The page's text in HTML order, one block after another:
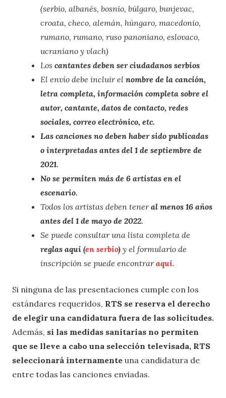
(serbio, albanés, bosnio, búlgaro, bunjevac,
croata, checo, alemán, húngaro, macedonio,
rumano, rumano, ruso panoniano, eslovaco,
ucraniano y vlach)
Los cantantes deben ser ciudadanos serbios
El envío debe incluir el nombre de la canción,
letra completa, información completa sobre el
autor, cantante, datos de contacto, redes
sociales, correo electrónico, etc.
Las canciones no deben haber sido publicadas
o interpretadas antes del 1 de septiembre de
2021.
No se permiten más de 6 artistas en el
escenario.
Todos los artistas deben teneral menos 16 años
antes del 1 de mayo de 2022.
Se puede consultar una lista completa de
reglas aquí (en serbio) y el formulario de
inscripción se puede encontraraquí.
Si ninguna de las presentaciones cumple con los
estándares requeridos, RTS se reserva el derecho
de elegir una candidatura fuera de las solicitudes.
Además, si las medidas sanitarias no permiten
que se lleve a cabo una selección televisada, RTS
seleccionará internamente una candidatura de
entre todas las canciones enviadas.